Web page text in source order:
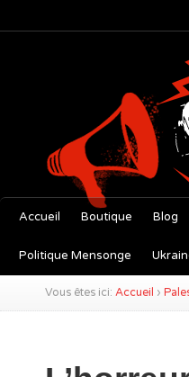
Accueil Boutique Blog
Politique Mensonge
Vous êtes ici: Accueil ›